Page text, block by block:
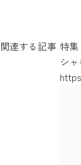
関連する記事 特集
シ